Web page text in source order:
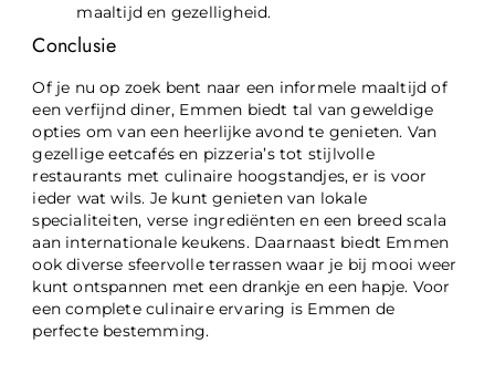
maaltijd en gezelligheid.
Conclusie
Of je nu op zoek bent naar een informele maaltijd of
een verfijnd diner, Emmen biedt tal van geweldige
opties om van een heerlijke avond te genieten. Van
gezellige eetcafés en pizzeria’s tot stijlvolle
restaurants met culinaire hoogstandjes, er is voor
ieder wat wils. Je kunt genieten van lokale
specialiteiten, verse ingrediënten en een breed scala
aan internationale keukens. Daarnaast biedt Emmen
ook diverse sfeervolle terrassen waar je bij mooi weer
kunt ontspannen met een drankje en een hapje. Voor
een complete culinaire ervaring is Emmen de
perfecte bestemming.